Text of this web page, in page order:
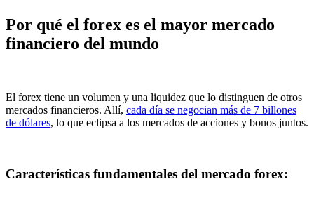
Por qué el forex es el mayor mercado
financiero del mundo
El forex tiene un volumen y una liquidez que lo distinguen de otros
mercados financieros. Allí, cada día se negocian más de 7 billones
de dólares, lo que eclipsa a los mercados de acciones y bonos juntos.
Características fundamentales del mercado forex: